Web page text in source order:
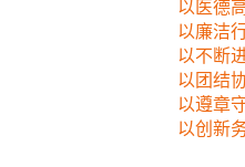
以医德高
以廉洁行
以不断进
以团结协
以遵章守
以创新务